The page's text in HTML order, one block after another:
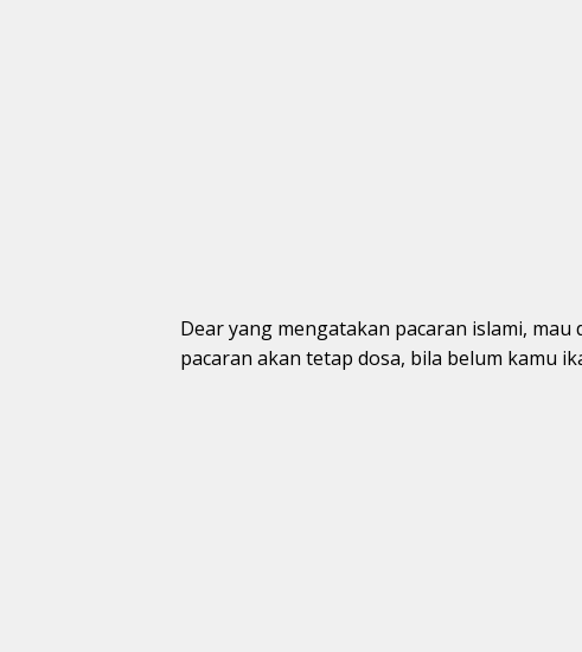
Dear yang mengatakan pacaran islami,
pacaran akan tetap dosa, bila belum kamu